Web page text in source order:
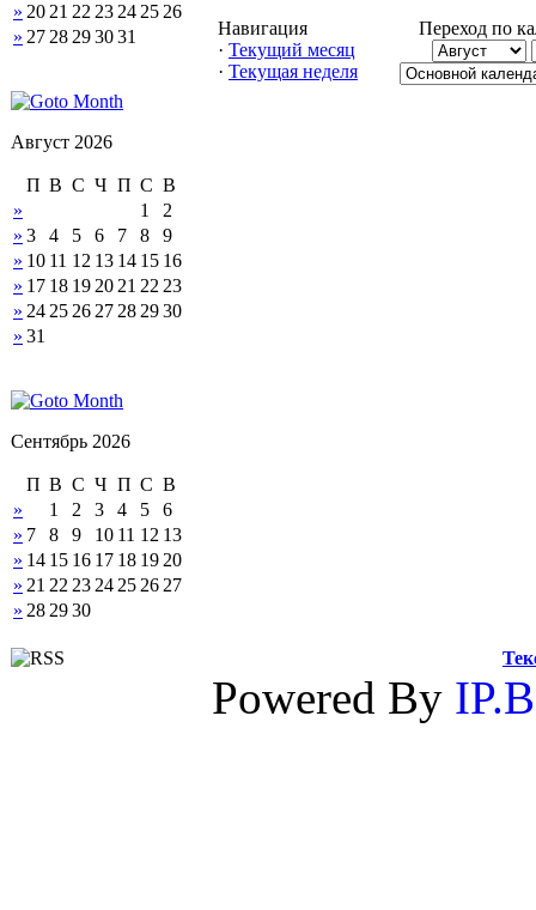
» 20 21 22 23 24 25 26
» 27 28 293031
Август 2026
П В С Ч П С В
»
1
2
» 3 4 5 6 7 8
9
» 10 11 12 13 14 15 16
» 17 18 19 20 21 22 23
» 24 25 26 27 28 2930
» 31
Сентябрь 2026
П В С Ч П С В
»
1 2 3 4 5
6
» 7 8 9 10 11 12 13
» 14 15 16 17 18 19 20
» 21 22 23 24 25 26 27
» 28 2930
Навигация
· Текущий месяц
· Текущая неделя
Переход по
Powered By